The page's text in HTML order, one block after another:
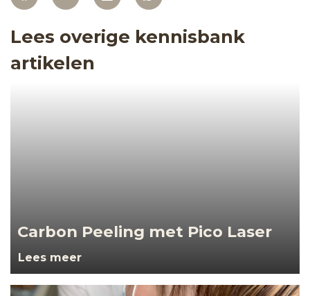
Lees overige kennisbank
artikelen
Carbon Peeling met Pico Laser
Lees meer